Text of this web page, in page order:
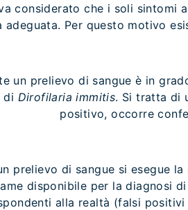
considerato che i soli sintomi
adeguata. Per questo motivo
un prelievo di sangue è in
di Dirofilaria immitis. Si tratta di
positivo, occorre
prelievo di sangue si esegue
disponibile per la diagnosi
alla realtà (falsi